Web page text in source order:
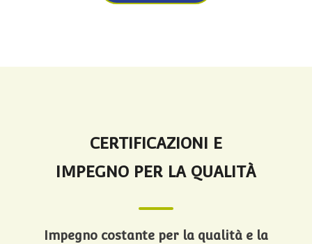
CERTIFICAZIONI E
IMPEGNO PER LA QUALITÀ
Impegno costante per la qualità e la